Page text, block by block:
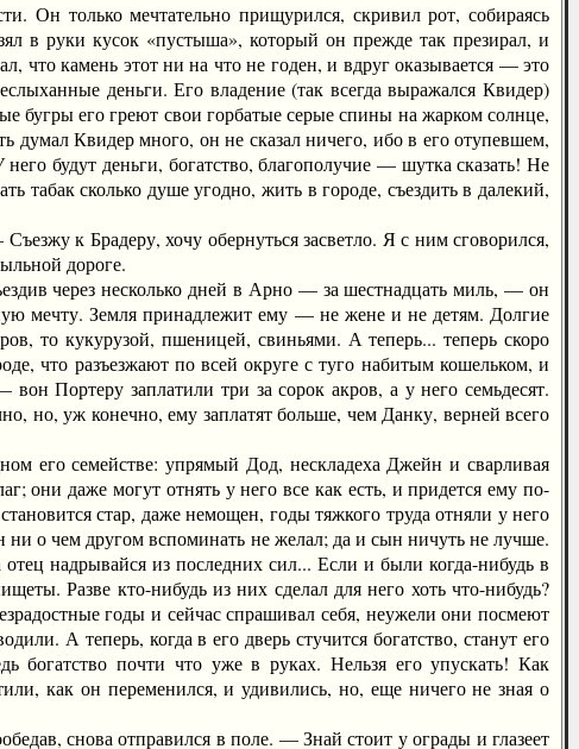
только мечтательно прищурился, скривил рот, собираясь
в руки кусок «пустыша», который он прежде так презирал, и
что камень этот ни на что не годен, и вдруг оказывается — это
деньги. Его владение (так всегда выражался Квидер)
бугры его греют свои горбатые серые спины на жарком солнце,
Квидер много, он не сказал ничего, ибо в его отупевшем,
будут деньги, богатство, благополучие — шутка сказать! Не
табак сколько душе угодно, жить в городе, съездить в далекий,
к Брадеру, хочу обернуться засветло. Я с ним сговорился,
дороге.
через несколько дней в Арно — за шестнадцать миль, — он
мечту. Земля принадлежит ему — не жене и не детям. Долгие
то кукурузой, пшеницей, свиньями. А теперь... теперь скоро
что разъезжают по всей округе с туго набитым кошельком, и
Портеру заплатили три за сорок акров, а у него семьдесят.
но, уж конечно, ему заплатят больше, чем Данку, верней всего
его семействе: упрямый Дод, нескладеха Джейн и сварливая
они даже могут отнять у него все как есть, и придется ему по-
стар, даже немощен, годы тяжкого труда отняли у него
о чем другом вспоминать не желал; да и сын ничуть не лучше.
надрывайся из последних сил... Если и были когда-нибудь в
Разве кто-нибудь из них сделал для него хоть что-нибудь?
годы и сейчас спрашивал себя, неужели они посмеют
А теперь, когда в его дверь стучится богатство, станут его
богатство почти что уже в руках. Нельзя его упускать! Как
как он переменился, и удивились, но, еще ничего не зная о
снова отправился в поле. — Знай стоит у ограды и глазеет